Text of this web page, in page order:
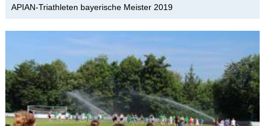
APIAN-Triathleten bayerische Meister 2019